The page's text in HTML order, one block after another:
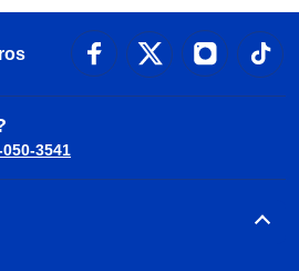
3541